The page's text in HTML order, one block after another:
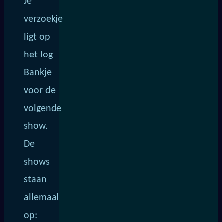
verzoekje
ligt op
het log
Bankje
voor de
volgende
show.
De
shows
staan
allemaal
op: